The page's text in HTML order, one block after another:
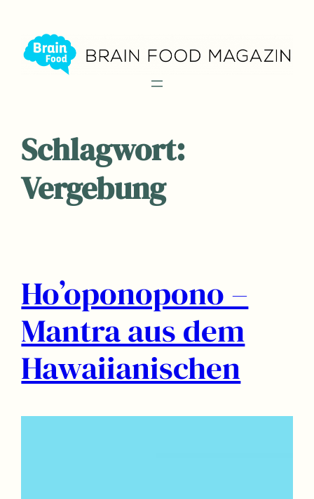
Inhalt
springen
Schlagwort:
Vergebung
Ho’oponopono –
Mantra aus dem
Hawaiianischen